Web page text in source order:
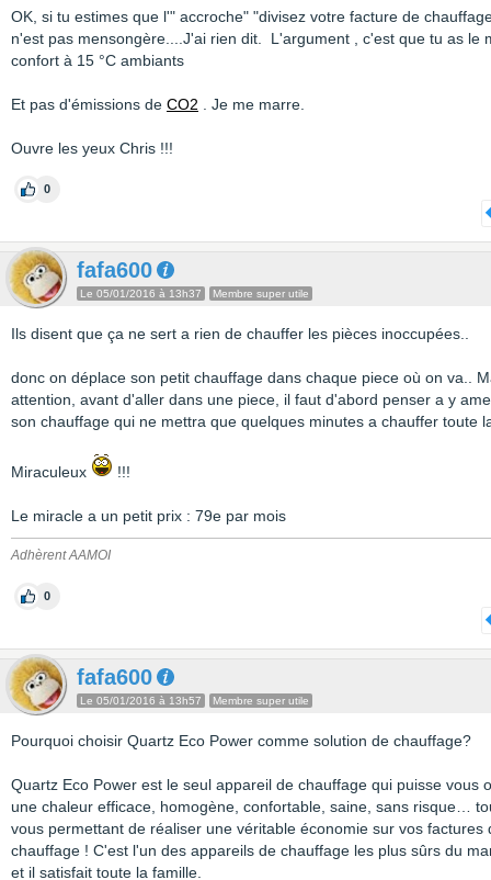
OK, si tu estimes que l'" accroche" "divisez votre facture de
n'est pas mensongère....J'ai rien dit. L'argument , c'est que tu as le
confort à 15 °C ambiants
Et pas d'émissions de CO2 . Je me marre.
Ouvre les yeux Chris !!!
0
fafa600
Le 05/01/2016 à 13h37 Membre super utile
Ils disent que ça ne sert a rien de chauffer les pièces inoccupées..
donc on déplace son petit chauffage dans chaque piece où on va..
attention, avant d'aller dans une piece, il faut d'abord penser a y
son chauffage qui ne mettra que quelques minutes a chauffer toute
Miraculeux !!!
Le miracle a un petit prix : 79e par mois
Adhèrent AAMOI
0
fafa600
Le 05/01/2016 à 13h57 Membre super utile
Pourquoi choisir Quartz Eco Power comme solution de chauffage?
Quartz Eco Power est le seul appareil de chauffage qui puisse vous
une chaleur efficace, homogène, confortable, saine, sans risque…
vous permettant de réaliser une véritable économie sur vos factures
chauffage ! C'est l'un des appareils de chauffage les plus sûrs du
et il satisfait toute la famille.